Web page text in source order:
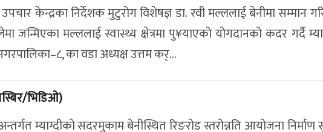
केन्द्रका निर्देशक मुटुरोग विशेषज्ञ डा. रवी मल्ललाई बेनीमा सम्मान
जन्मिएका मल्ललाई स्वास्थ्य क्षेत्रमा पु¥याएको योगदानको कदर गर्दै
का वडा अध्यक्ष उत्तम कर्...
भिडिओ)
म्याग्दीको सदरमुकाम बेनीस्थित रिङरोड स्तरोन्नति आयोजना